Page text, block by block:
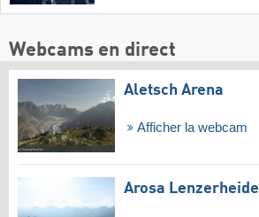
Webcams en direct
Aletsch Arena
Afficher la webcam
Arosa Lenzerheide